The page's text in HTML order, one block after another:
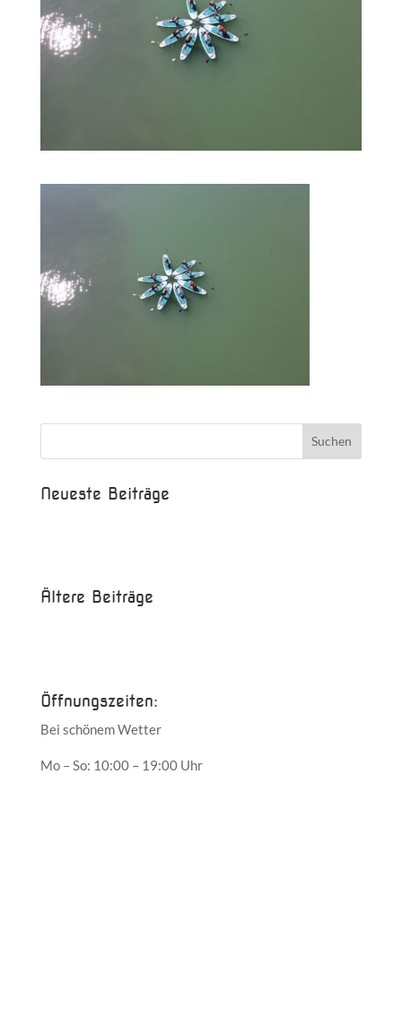
Neueste Beiträge
Ältere Beiträge
Öffnungszeiten:
Bei schönem Wetter
Mo – So: 10:00 – 19:00 Uhr